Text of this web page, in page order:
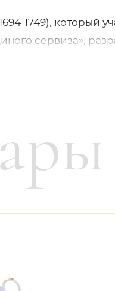
1749), который
сервиза»,
для Фридриха
оставлен
двумя
в раннем стиле